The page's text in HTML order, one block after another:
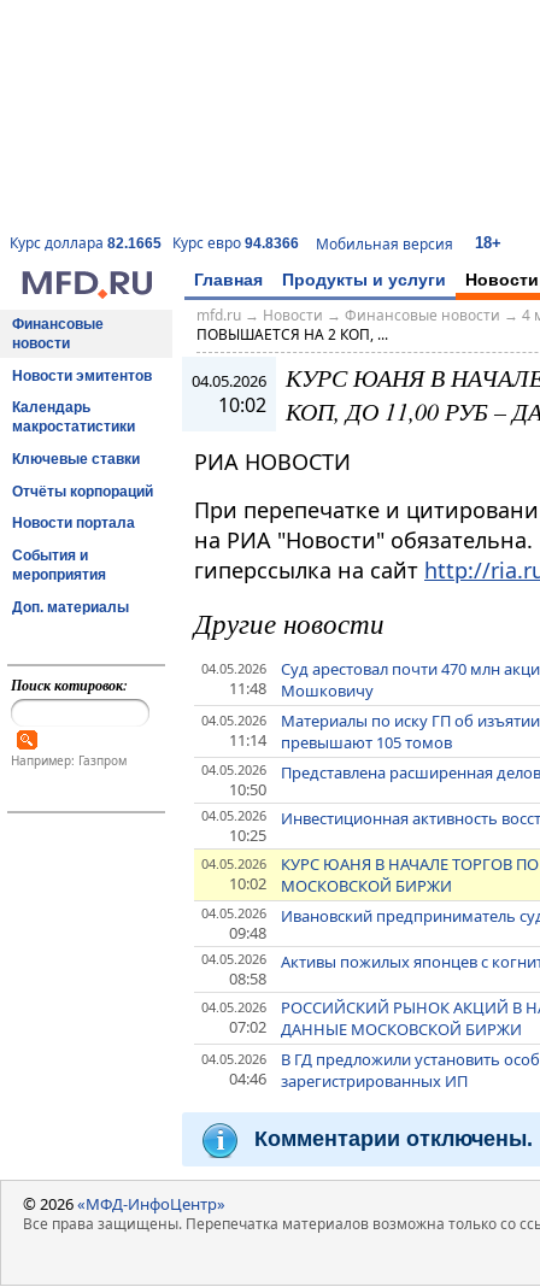
Курс доллара 82.1665 Курс евро 94.8366 Мобильная версия 18+
Главная Продукты и услуги Новости
Финансовые
новости
Новости эмитентов
Календарь
макростатистики
Ключевые ставки
Отчёты корпораций
Новости портала
События и
мероприятия
Доп. материалы
Поиск котировок:
Например: Газпром
mfd.ru→ Новости → Финансовые новости → 4
ПОВЫШАЕТСЯ НА 2 КОП, ...
04.05.2026
10:02
КУРС ЮАНЯ В
КОП, ДО 11,00 РУБ –
РИА НОВОСТИ
При перепечатке и
на РИА "Новости"
гиперссылка на сайт http://
Другие новости
04.05.2026
11:48
Суд арестовал почти 470 млн
Мошковичу
04.05.2026
11:14
Материалы по иску ГП об
превышают 105 томов
04.05.2026
10:50
Представлена расширенная
04.05.2026
10:25
Инвестиционная активность
04.05.2026
10:02
КУРС ЮАНЯ В НАЧАЛЕ ТОРГОВ
МОСКОВСКОЙ БИРЖИ
04.05.2026
09:48
Ивановский предприниматель
04.05.2026
08:58
Активы пожилых японцев с
04.05.2026
07:02
РОССИЙСКИЙ РЫНОК АКЦИЙ В
ДАННЫЕ МОСКОВСКОЙ БИРЖИ
04.05.2026
04:46
В ГД предложили установить
зарегистрированных ИП
Комментарии отключены.
© 2026«МФД-ИнфоЦентр»
Все права защищены. Перепечатка материалов возможна только со